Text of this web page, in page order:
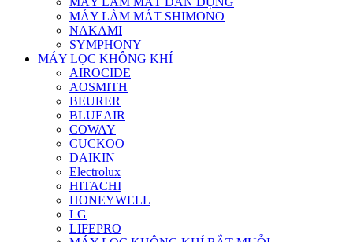
MÁY LÀM MÁT SHIMONO
NAKAMI
SYMPHONY
MÁY LỌC KHÔNG KHÍ
AIROCIDE
AOSMITH
BEURER
BLUEAIR
COWAY
CUCKOO
DAIKIN
Electrolux
HITACHI
HONEYWELL
LG
LIFEPRO